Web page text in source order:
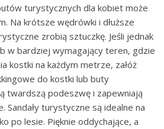
turystycznych dla kobiet może
Na krótsze wędrówki i dłuższe
zrobią sztuczkę. Jeśli jednak
w bardziej wymagający teren, gdzie
kostki na każdym metrze, załóż
do kostki lub buty
twardszą podeszwę i zapewniają
Sandały turystyczne są idealne na
po lesie. Pięknie oddychające, a